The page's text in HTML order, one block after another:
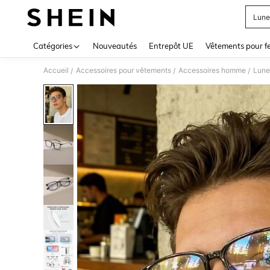
Catégories Nouveautés Entrepôt UE Vêtements pour
Accueil / Accessoires pour vêtements / Accessoires homme /